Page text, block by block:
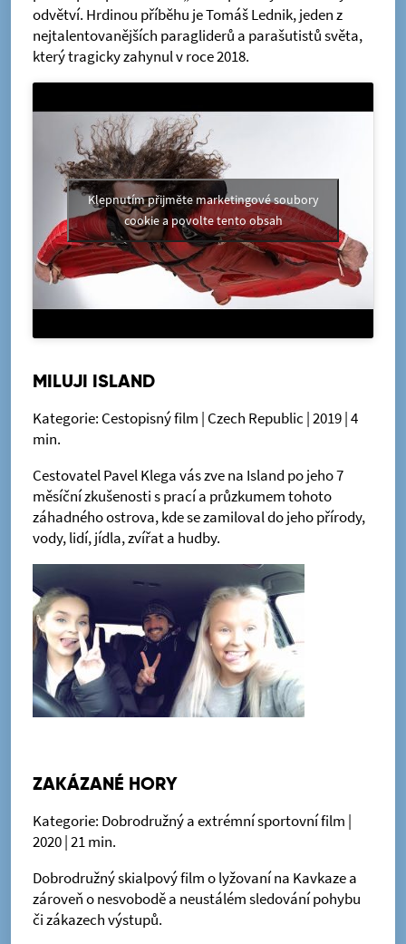
odvětví. Hrdinou příběhu je Tomáš Lednik, jeden z
nejtalentovanějších paragliderů a parašutistů světa,
který tragicky zahynul v roce 2018.
Klepnutím přijměte marketingové soubory
cookie a povolte tento obsah
MILUJI ISLAND
Kategorie: Cestopisný film | Czech Republic | 2019 | 4
min.
Cestovatel Pavel Klega vás zve na Island po jeho 7
měsíční zkušenosti s prací a průzkumem tohoto
záhadného ostrova, kde se zamiloval do jeho přírody,
vody, lidí, jídla, zvířat a hudby.
ZAKÁZANÉ HORY
Kategorie: Dobrodružný a extrémní sportovní film |
2020 | 21 min.
Dobrodružný skialpový film o lyžovaní na Kavkaze a
zároveň o nesvobodě a neustálém sledování pohybu
či zákazech výstupů.